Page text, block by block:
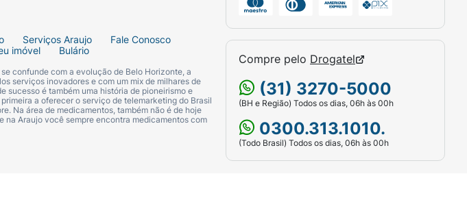
Serviços Araujo
Fale Conosco
imóvel Bulário
confunde com a evolução de Belo Horizonte, a
serviços inovadores e com um mix de milhares de
sucesso é também uma história de pioneirismo e
a oferecer o serviço de telemarketing do Brasil
Na área de medicamentos, também não é de hoje
na Araujo você sempre encontra medicamentos com
Compre pelo Drogatel
(31) 3270-5000
(BH e Região) Todos os dias, 06h às 00h
0300.313.1010.
(Todo Brasil) Todos os dias, 06h às 00h